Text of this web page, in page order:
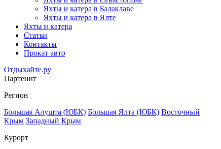
Яхты и катера в Балаклаве
Яхты и катера в Ялте
Яхты и катера
Статьи
Контакты
Прокат авто
Отдыхайте.ру
Партенит
Регион
Большая Алушта (ЮБК) Большая Ялта (ЮБК) Восточный
Крым Западный Крым
Курорт